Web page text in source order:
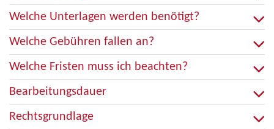
Welche Unterlagen werden benötigt?
Welche Gebühren fallen an?
Welche Fristen muss ich beachten?
Bearbeitungsdauer
Rechtsgrundlage